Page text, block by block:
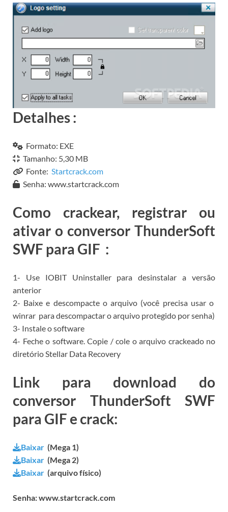
Detalhes:
Formato: EXE
Tamanho: 5,30 MB
Fonte: Startcrack.com
Senha: www.startcrack.com
Como crackear, registrar ou
ativar o conversor ThunderSoft
SWF para GIF :
1- Use IOBIT Uninstaller paradesinstalar a versão
anterior
2- Baixe e descompacte o arquivo (você precisa usar o
winrar para descompactar o arquivo protegido por senha)
3- Instale o software
4- Feche o software. Copie / cole o arquivo crackeado no
diretório Stellar Data Recovery
Link para download do
conversor ThunderSoft SWF
para GIF e crack:
Baixar (Mega 1)
Baixar (Mega 2)
Baixar (arquivo físico)
Senha: www.startcrack.com